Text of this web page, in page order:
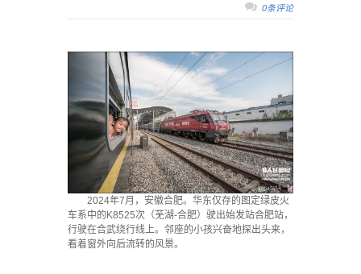
0条评论
2024年7月，安徽合肥。华东仅存的图定绿皮火
车系中的K8525次（芜湖-合肥）驶出始发站合肥站，
行驶在合武绕行线上。邻座的小孩兴奋地探出头来，
看着窗外向后流转的风景。